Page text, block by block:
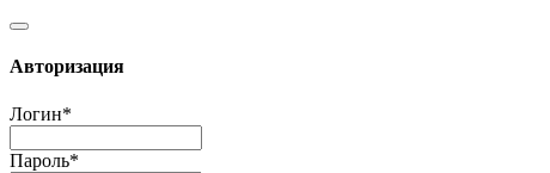
Авторизация
Логин*
Пароль*